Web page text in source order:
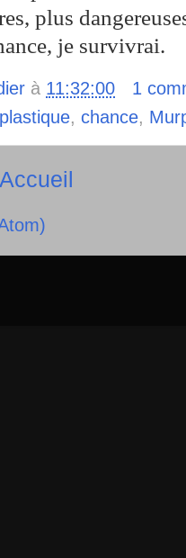
plus
je survivrai.
à 11:32:00
1
, chance,
Accueil